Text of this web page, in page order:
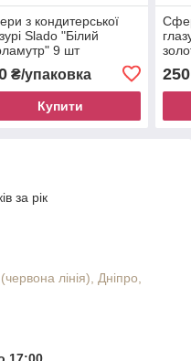
з кондитерської
Slado "Білий
9 шт
₴/упаковка
Купити
250
за рік
лінія), Дніпро,